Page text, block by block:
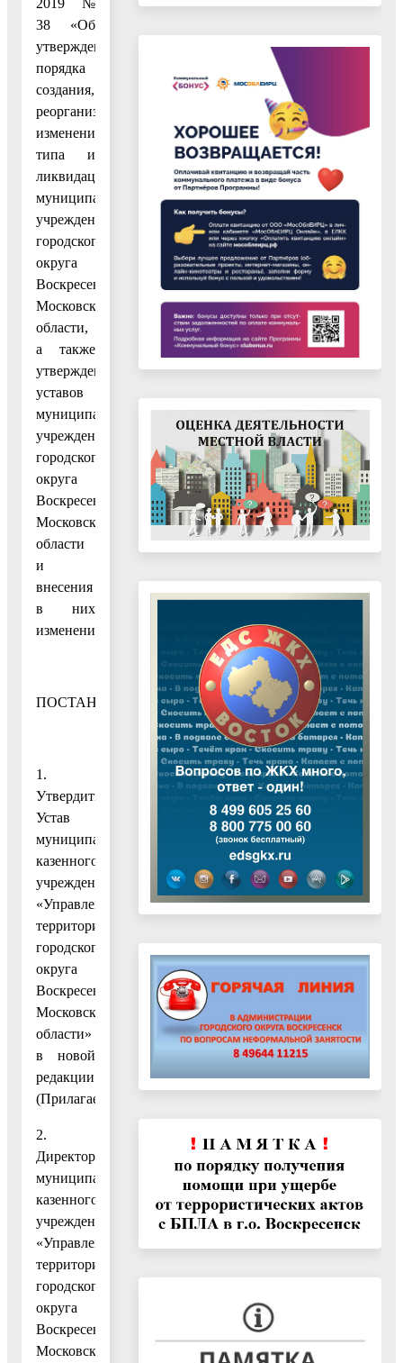
38 «Об
утверждении
порядка
создания,
реорганизации,
изменения
типа и
ликвидации
муниципальных
учреждений
городского
округа
Воскресенск
Московской
области,
а также
утверждения
уставов
муниципальных
учреждений
городского
округа
Воскресенск
Московской
области
и
внесения
в них
изменений»
ПОСТАНОВЛЯЮ:
1.
Утвердить
Устав
муниципального
казенного
учреждения
«Управление
территорией
городского
округа
Воскресенск
Московской
области»
в новой
редакции.
(Прилагается.)
2.
Директору
муниципального
казенного
учреждения
«Управление
территорией
городского
округа
Воскресенск
Московской